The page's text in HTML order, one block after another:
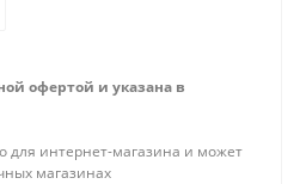
офертой и указана в
для интернет-магазина и может
магазинах